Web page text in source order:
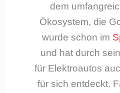
dem
Ökosystem, die
wurde schon im
und hat durch
für Elektroautos
für sich entdeckt.